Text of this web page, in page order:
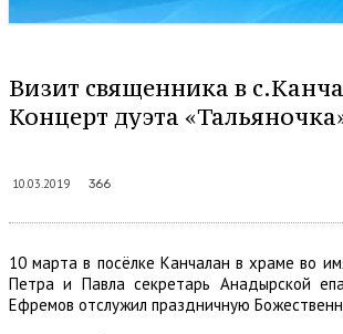
Визит священника в
Концерт дуэта
10.03.2019 366
10 марта в посёлке Канчалан в храме во
Петра и Павла секретарь Анадырской
Ефремов отслужил праздничную